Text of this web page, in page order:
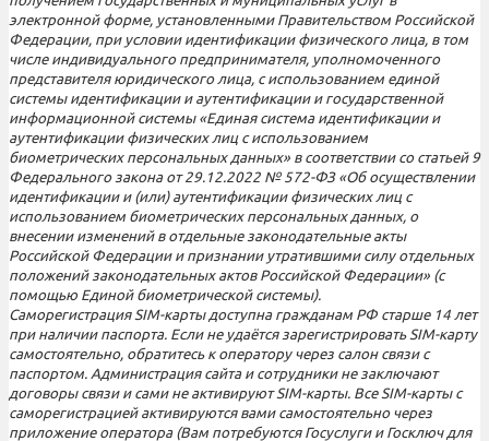
электронной форме, установленными Правительством Российской
Федерации, при условии идентификации физического лица, в том
числе индивидуального предпринимателя, уполномоченного
представителя юридического лица, с использованием единой
системы идентификации и аутентификации и государственной
информационной системы «Единая система идентификации и
аутентификации физических лиц с использованием
биометрических персональных данных» в соответствии со статьей 9
Федерального закона от 29.12.2022 № 572-ФЗ «Об осуществлении
идентификации и (или) аутентификации физических лиц с
использованием биометрических персональных данных, о
внесении изменений в отдельные законодательные акты
Российской Федерации и признании утратившими силу отдельных
положений законодательных актов Российской Федерации» (с
помощью Единой биометрической системы).
Саморегистрация SIM-карты доступна гражданам РФ старше 14 лет
при наличии паспорта. Если не удаётся зарегистрировать SIM-карту
самостоятельно, обратитесь к оператору через салон связи с
паспортом. Администрация сайта и сотрудники не заключают
договоры связи и сами не активируют SIM-карты. Все SIM-карты с
саморегистрацией активируются вами самостоятельно через
приложение оператора (Вам потребуются Госуслуги и Госключ для